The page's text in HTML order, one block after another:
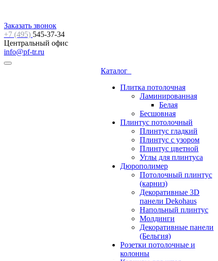
Заказать звонок
+7 (495) 545-37-34
Центральный офис
info@pf-tr.ru
Каталог
Плитка потолочная
Ламинированная
Белая
Бесшовная
Плинтус потолочный
Плинтус гладкий
Плинтус с узором
Плинтус цветной
Углы для плинтуса
Дюрополимер
Потолочный плинтус
(карниз)
Декоративные 3D
панели Dekohaus
Напольный плинтус
Молдинги
Декоративные панели
(Бельгия)
Розетки потолочные и
колонны